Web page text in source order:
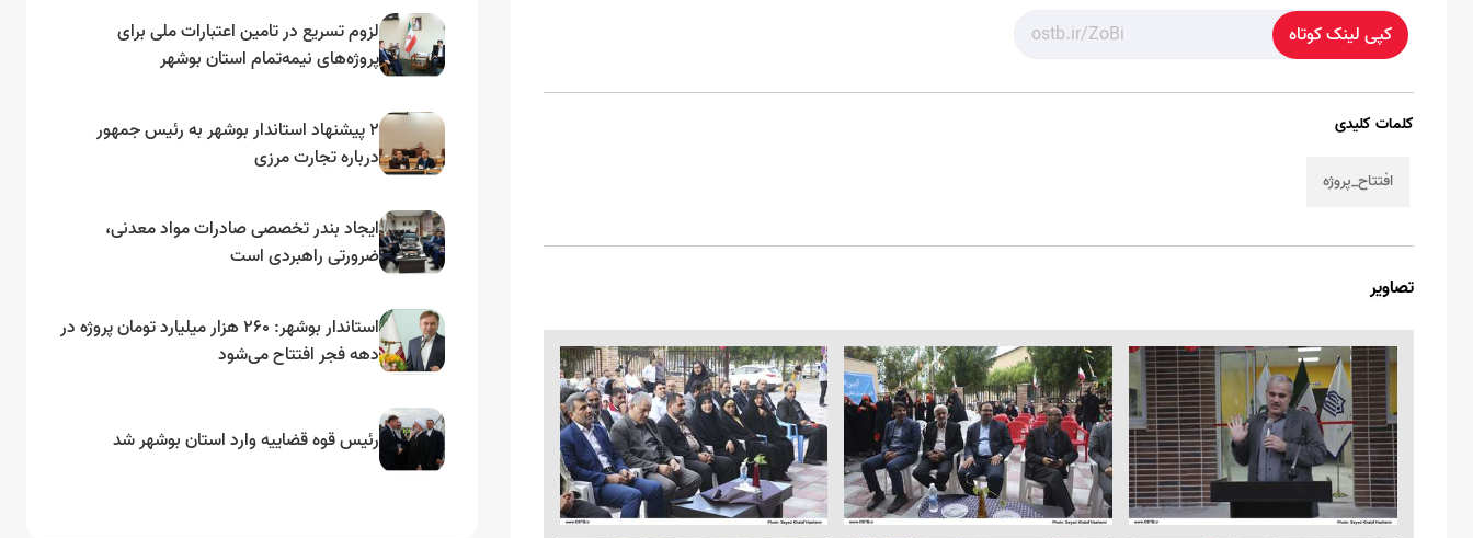
کپی لینک کوتاه
کلمات کلیدی
افتتاح_پروژه
تصاویر
لزوم تسریع در تامین اعتبارات ملی برای
پروژه‌های نیمه‌تمام استان بوشهر
۲ پیشنهاد استاندار بوشهر به رئیس جمهور
درباره تجارت مرزی
ایجاد بندر تخصصی صادرات مواد معدنی،
ضرورتی راهبردی است
استاندار بوشهر: ۲۶۰ هزار میلیارد تومان پروژه در
دهه فجر افتتاح می‌شود
رئیس قوه قضاییه وارد استان بوشهر شد